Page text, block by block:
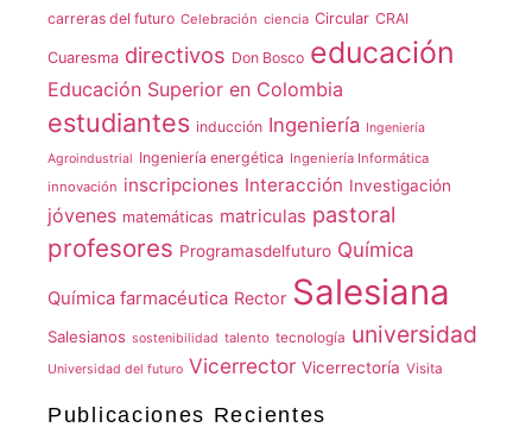
carreras del futuro Celebración ciencia Circular CRAI
Cuaresma directivos Don Bosco educación
Educación Superior en Colombia
estudiantes inducción Ingeniería Ingeniería
Agroindustrial Ingeniería energética Ingeniería Informática
innovación inscripciones Interacción Investigación
jóvenes matemáticas matriculas pastoral
profesores Programasdelfuturo Química
Química farmacéutica Rector Salesiana
Salesianos sostenibilidad talento tecnología universidad
Universidad del futuro Vicerrector Vicerrectoría Visita
Publicaciones Recientes